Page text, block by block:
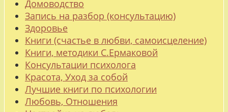
Домоводство
Запись на разбор (консультацию)
Здоровье
Книги (счастье в любви, самоисцеление)
Книги, методики С.Ермаковой
Консультации психолога
Красота, Уход за собой
Лучшие книги по психологии
Любовь, Отношения